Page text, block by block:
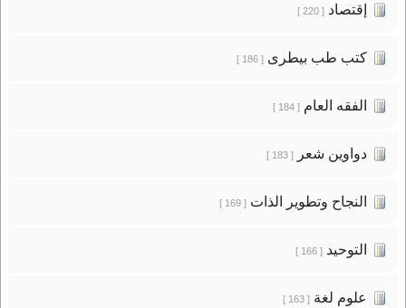
إقتصاد[ 220 ]
كتب طب بيطرى[ 186 ]
الفقه العام[ 184 ]
دواوين شعر[ 183 ]
النجاح وتطوير الذات[ 169 ]
التوحيد[ 166 ]
علوم لغة[ 163 ]